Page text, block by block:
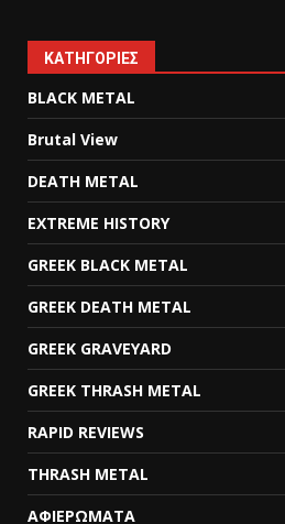
KΑΤΗΓΟΡΊΕΣ
BLACK METAL
Brutal View
DEATH METAL
EXTREME HISTORY
GREEK BLACK METAL
GREEK DEATH METAL
GREEK GRAVEYARD
GREEK THRASH METAL
RAPID REVIEWS
THRASH METAL
ΑΦΙΕΡΩΜΑΤΑ